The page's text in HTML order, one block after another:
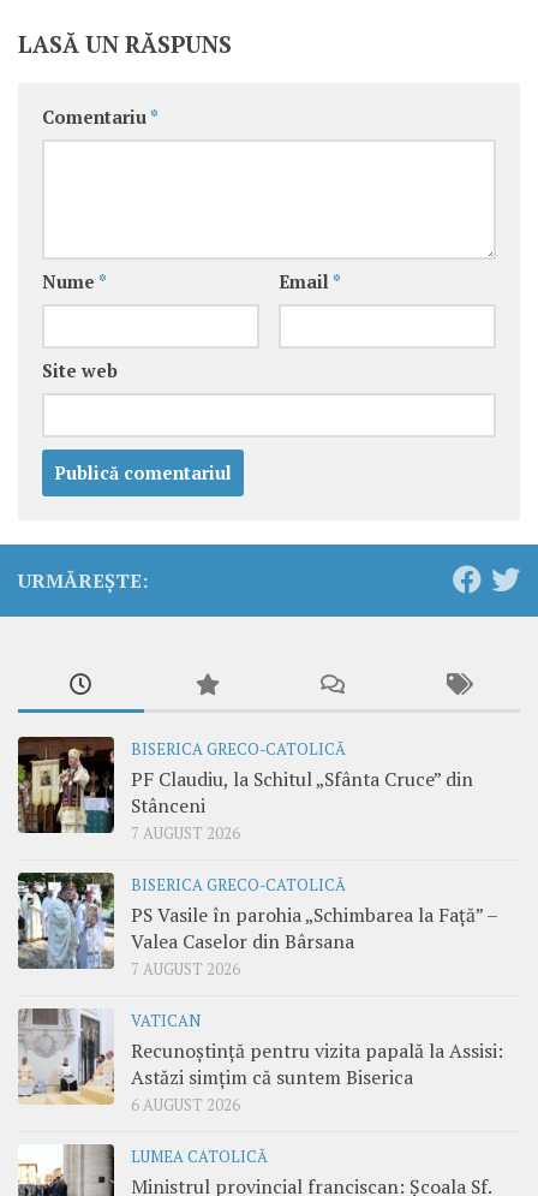
LASĂ UN RĂSPUNS
Comentariu *
Nume * Email *
Site web
URMĂREȘTE:
BISERICA GRECO-CATOLICĂ
PF Claudiu, la Schitul „Sfânta Cruce” din
Stânceni
7 AUGUST 2026
BISERICA GRECO-CATOLICĂ
PS Vasile în parohia „Schimbarea la Față” –
Valea Caselor din Bârsana
7 AUGUST 2026
VATICAN
Recunoștință pentru vizita papală la Assisi:
Astăzi simțim că suntem Biserica
6 AUGUST 2026
LUMEA CATOLICĂ
Ministrul provincial franciscan: Școala Sf.